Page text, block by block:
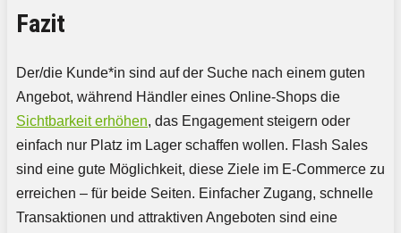
Fazit
Der/die Kunde*in sind auf der Suche nach einem guten
Angebot, während Händler eines Online-Shops die
Sichtbarkeit erhöhen, das Engagement steigern oder
einfach nur Platz im Lager schaffen wollen. Flash Sales
sind eine gute Möglichkeit, diese Ziele im E-Commerce zu
erreichen – für beide Seiten. Einfacher Zugang, schnelle
Transaktionen und attraktiven Angeboten sind eine